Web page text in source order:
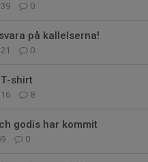
0
på kallelserna!
0
shirt
8
godis har kommit
0